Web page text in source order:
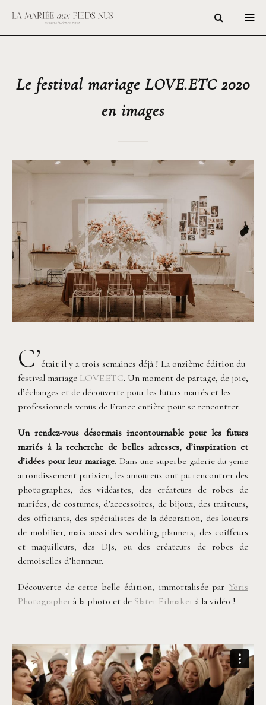
Le festival mariage LOVE.ETC 2020
en images
C’était il y a trois semaines déjà ! La onzième édition du
festival mariage LOVE.ETC. Un moment de partage, de joie,
d’échanges et de découverte pour les futurs mariés et les
professionnels venus de France entière pour se rencontrer.
Un rendez-vous désormais incontournable pour les futurs
mariés à la recherche de belles adresses, d’inspiration et
d’idées pour leur mariage. Dans une superbe galerie du 3eme
arrondissement parisien, les amoureux ont pu rencontrer des
photographes, des vidéastes, des créateurs de robes de
mariées, de costumes, d’accessoires, de bijoux, des traiteurs,
des officiants, des spécialistes de la décoration, des loueurs
de mobilier, mais aussi des wedding planners, des coiffeurs
et maquilleurs, des DJs, ou des créateurs de robes de
demoiselles d’honneur.
Découverte de cette belle édition, immortalisée par Yoris
Photographer à la photo et de Slater Filmaker à la vidéo !